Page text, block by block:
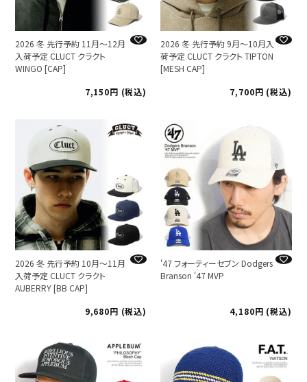
2026 冬 先行予約 11月～12月
入荷予定 CLUCT クラクト
WINGO [CAP]
7,150
税込
2026 冬 先行予約 9月～10月入
荷予定 CLUCT クラクト TIPTON
[MESH CAP]
7,700
税込
2026 冬 先行予約 10月～11月
入荷予定 CLUCT クラクト
AUBERRY [BB CAP]
9,680
税込
'47 フォーティーセブン Dodgers
Branson '47 MVP
4,180 税込